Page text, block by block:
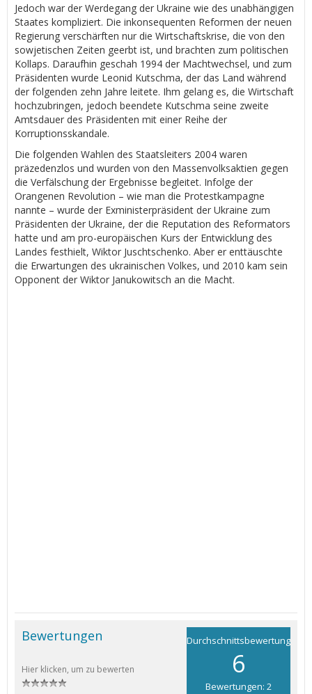
Jedoch war der Werdegang der Ukraine wie des unabhängigen
Staates kompliziert. Die inkonsequenten Reformen der neuen
Regierung verschärften nur die Wirtschaftskrise, die von den
sowjetischen Zeiten geerbt ist, und brachten zum politischen
Kollaps. Daraufhin geschah 1994 der Machtwechsel, und zum
Präsidenten wurde Leonid Kutschma, der das Land während
der folgenden zehn Jahre leitete. Ihm gelang es, die Wirtschaft
hochzubringen, jedoch beendete Kutschma seine zweite
Amtsdauer des Präsidenten mit einer Reihe der
Korruptionsskandale.
Die folgenden Wahlen des Staatsleiters 2004 waren
präzedenzlos und wurden von den Massenvolksaktien gegen
die Verfälschung der Ergebnisse begleitet. Infolge der
Orangenen Revolution – wie man die Protestkampagne
nannte – wurde der Exministerpräsident der Ukraine zum
Präsidenten der Ukraine, der die Reputation des Reformators
hatte und am pro-europäischen Kurs der Entwicklung des
Landes festhielt, Wiktor Juschtschenko. Aber er enttäuschte
die Erwartungen des ukrainischen Volkes, und 2010 kam sein
Opponent der Wiktor Janukowitsch an die Macht.
Durchschnittsbewertung
6
Bewertungen: 2
Bewertungen
Hier klicken, um zu bewerten